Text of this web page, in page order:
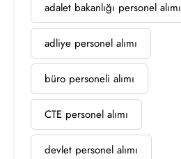
adalet bakanlığı personel alımı
adliye personel alımı
büro personeli alımı
CTE personel alımı
devlet personel alımı